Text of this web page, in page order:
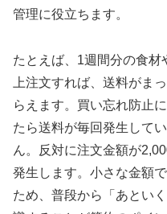
管理に役立ちます。
たとえば、1週間分の食材
上注文すれば、送料がま
らえます。買い忘れ防止
たら送料が毎回発生して
ん。反対に注文金額が
発生します。小さな金額
ため、普段から「あとい